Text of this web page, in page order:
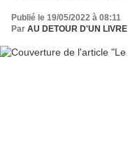
Publié le 19/05/2022 à 08:11
Par AU DETOUR D'UN LIVRE